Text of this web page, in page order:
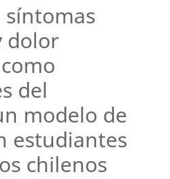
síntomas
dolor
del
modelo de
estudiantes
chilenos